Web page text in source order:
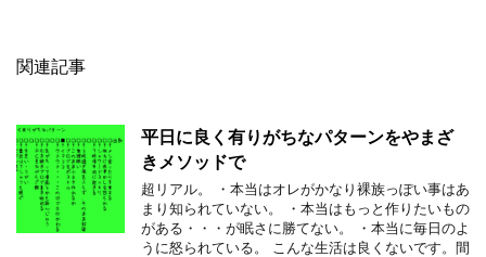
関連記事
平日に良く有りがちなパターンをやまざ
きメソッドで
超リアル。 ・本当はオレがかなり裸族っぽい事はあ
まり知られていない。 ・本当はもっと作りたいもの
がある・・・が眠さに勝てない。 ・本当に毎日のよ
うに怒られている。 こんな生活は良くないです。間